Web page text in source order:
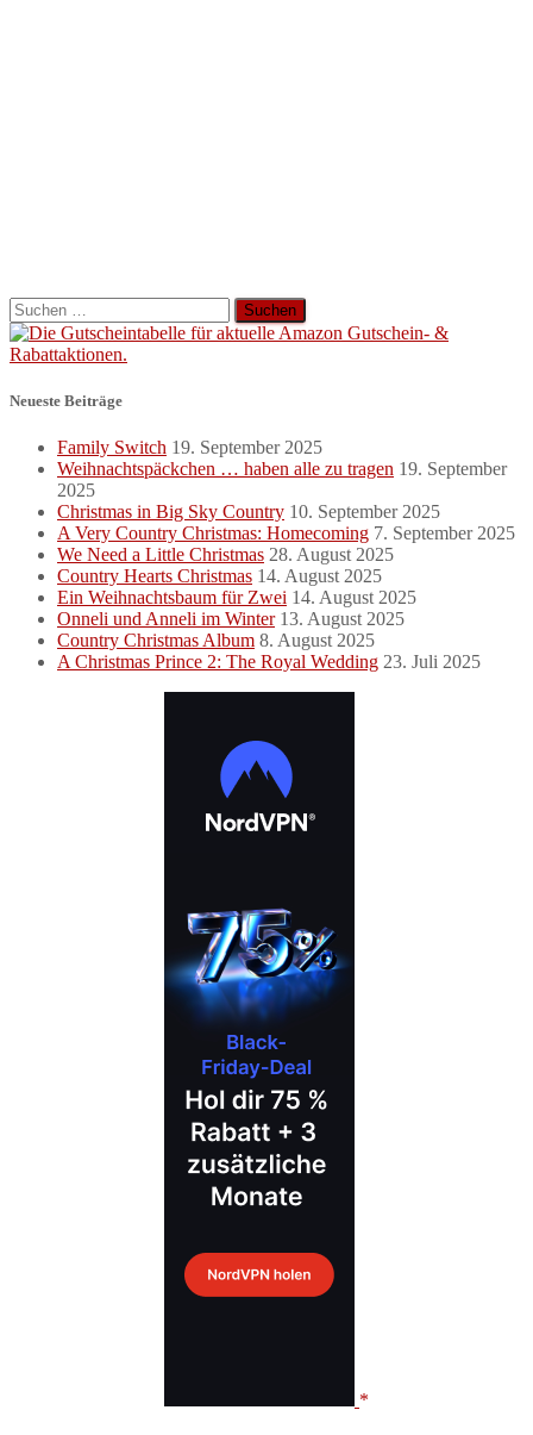
Suchen
nach:
Neueste Beiträge
Family Switch 19. September 2025
Weihnachtspäckchen … haben alle zu tragen 19. September
2025
Christmas in Big Sky Country 10. September 2025
A Very Country Christmas: Homecoming 7. September 2025
We Need a Little Christmas 28. August 2025
Country Hearts Christmas 14. August 2025
Ein Weihnachtsbaum für Zwei 14. August 2025
Onneli und Anneli im Winter 13. August 2025
Country Christmas Album 8. August 2025
A Christmas Prince 2: The Royal Wedding 23. Juli 2025